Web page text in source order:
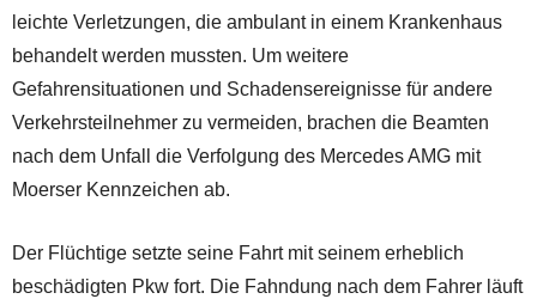
leichte Verletzungen, die ambulant in einem Krankenhaus
behandelt werden mussten. Um weitere
Gefahrensituationen und Schadensereignisse für andere
Verkehrsteilnehmer zu vermeiden, brachen die Beamten
nach dem Unfall die Verfolgung des Mercedes AMG mit
Moerser Kennzeichen ab.
Der Flüchtige setzte seine Fahrt mit seinem erheblich
beschädigten Pkw fort. Die Fahndung nach dem Fahrer läuft